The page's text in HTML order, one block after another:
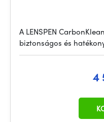
A LENSPEN
biztonságos és
4